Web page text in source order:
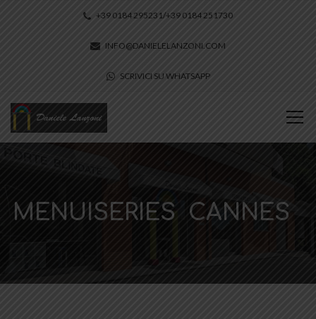
+39 0184 295231/+39 0184 251730
INFO@DANIELELANZONI.COM
SCRIVICI SU WHATSAPP
MENUISERIES CANNES